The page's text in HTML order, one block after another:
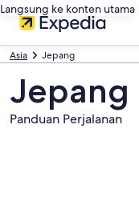
Langsung ke konten utama
Asia Jepang
Jepang
Panduan Perjalanan